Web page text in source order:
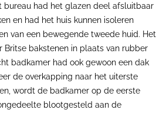
bureau had het glazen deel afsluitbaar
en had het huis kunnen isoleren
van een bewegende tweede huid. Het
Britse bakstenen in plaats van rubber
badkamer had ook gewoon een dak
de overkapping naar het uiterste
wordt de badkamer op de eerste
blootgesteld aan de